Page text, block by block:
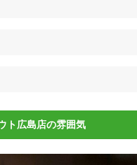
ト広島店の雰囲気